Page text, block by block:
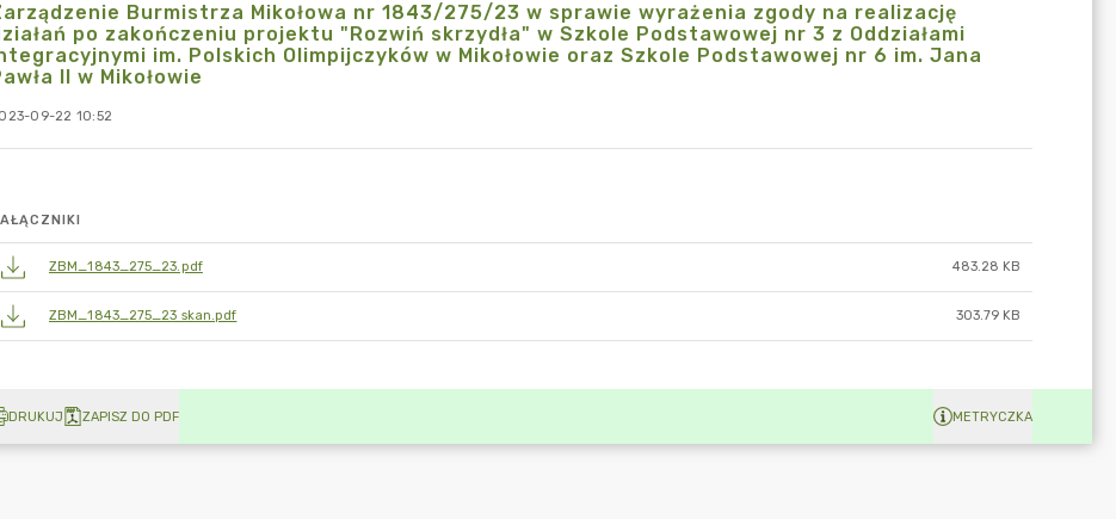
Burmistrza Mikołowa nr 1843/275/23 w sprawie wyrażenia zgody na realizację
po zakończeniu projektu "Rozwiń skrzydła" w Szkole Podstawowej nr 3 z Oddziałami
im. Polskich Olimpijczyków w Mikołowie oraz Szkole Podstawowej nr 6 im. Jana
II w Mikołowie
09-22 10:52
ZBM_1843_275_23.pdf 483.28 KB
ZBM_1843_275_23 skan.pdf 303.79 KB
DRUKUJ ZAPISZ DO PDF METRYCZKA